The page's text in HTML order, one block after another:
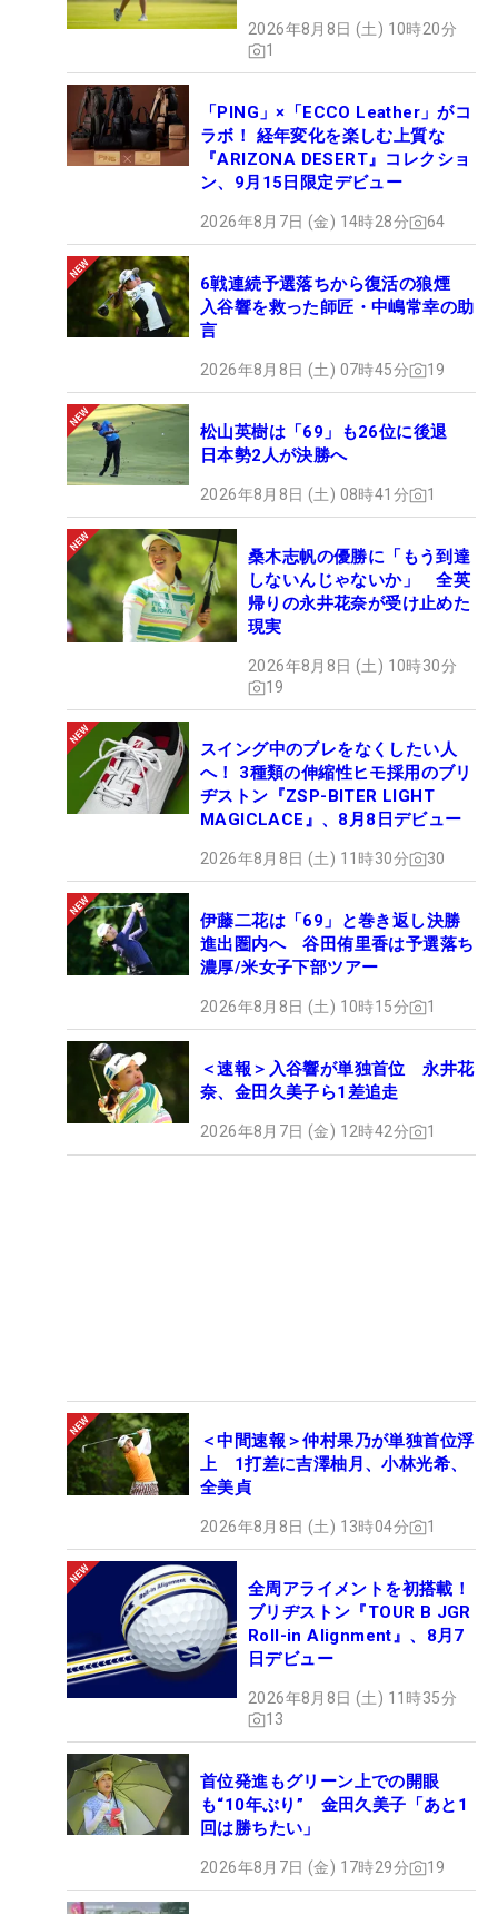
2026年8月8日 (土) 10時20分
1
「PING」×「ECCO Leather」がコ
ラボ！ 経年変化を楽しむ上質な
『ARIZONA DESERT』コレクショ
ン、9月15日限定デビュー
2026年8月7日 (金) 14時28分 64
6戦連続予選落ちから復活の狼煙
入谷響を救った師匠・中嶋常幸の助
言
2026年8月8日 (土) 07時45分 19
松山英樹は「69」も26位に後退
日本勢2人が決勝へ
2026年8月8日 (土) 08時41分 1
桑木志帆の優勝に「もう到達
しないんじゃないか」 全英
帰りの永井花奈が受け止めた
現実
2026年8月8日 (土) 10時30分
19
スイング中のブレをなくしたい人
へ！ 3種類の伸縮性ヒモ採用のブリ
ヂストン『ZSP-BITER LIGHT
MAGICLACE』、8月8日デビュー
2026年8月8日 (土) 11時30分 30
伊藤二花は「69」と巻き返し決勝
進出圏内へ 谷田侑里香は予選落ち
濃厚/米女子下部ツアー
2026年8月8日 (土) 10時15分 1
＜速報＞入谷響が単独首位 永井花
奈、金田久美子ら1差追走
2026年8月7日 (金) 12時42分 1
＜中間速報＞仲村果乃が単独首位浮
上 1打差に吉澤柚月、小林光希、
全美貞
2026年8月8日 (土) 13時04分 1
全周アライメントを初搭載！
ブリヂストン『TOUR B JGR
Roll-in Alignment』、8月7
日デビュー
2026年8月8日 (土) 11時35分
13
首位発進もグリーン上での開眼
も“10年ぶり” 金田久美子「あと1
回は勝ちたい」
2026年8月7日 (金) 17時29分 19